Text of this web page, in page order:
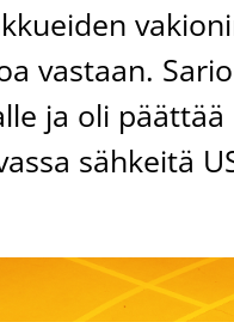
vastaan.
ja oli
sähkeitä